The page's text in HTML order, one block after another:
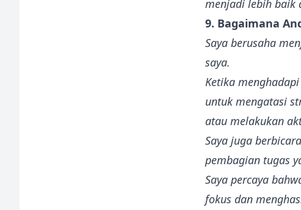
menjadi lebih baik
9. Bagaimana
Saya berusaha
saya.
Ketika
untuk mengatasi
atau melakukan
Saya juga
pembagian tugas
Saya percaya
fokus dan